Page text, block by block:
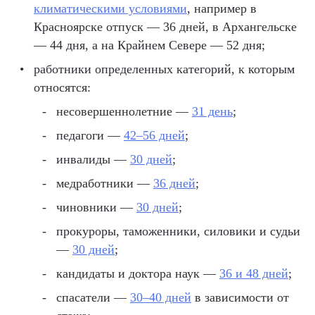
климатическими условиями, например в
Красноярске отпуск — 36 дней, в Архангельске
— 44 дня, а на Крайнем Севере — 52 дня;
работники определенных категорий, к которым
относятся:
несовершеннолетние — 31 день;
педагоги — 42–56 дней;
инвалиды — 30 дней;
медработники — 36 дней;
чиновники — 30 дней;
прокуроры, таможенники, силовики и судьи
— 30 дней;
кандидаты и доктора наук — 36 и 48 дней;
спасатели — 30–40 дней в зависимости от